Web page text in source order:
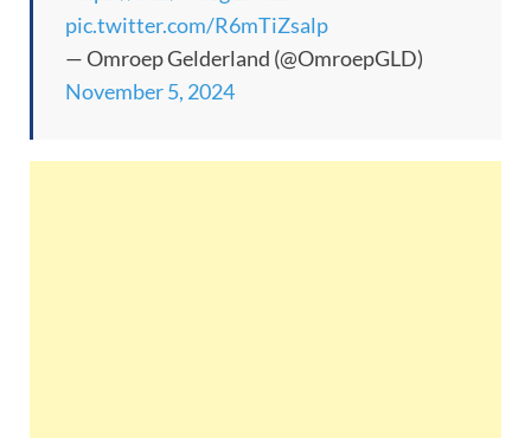
pic.twitter.com/R6mTiZsalp
— Omroep Gelderland (@OmroepGLD)
November 5, 2024